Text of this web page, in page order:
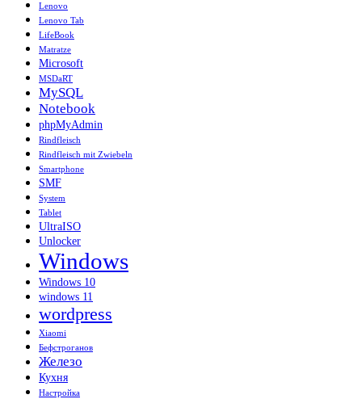
Lenovo
Lenovo Tab
LifeBook
Matratze
Microsoft
MSDaRT
MySQL
Notebook
phpMyAdmin
Rindfleisch
Rindfleisch mit Zwiebeln
Smartphone
SMF
System
Tablet
UltraISO
Unlocker
Windows
Windows 10
windows 11
wordpress
Xiaomi
Бефстроганов
Железо
Кухня
Настройка